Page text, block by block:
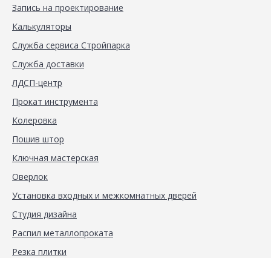
Запись на проектирование
Калькуляторы
Служба сервиса Стройпарка
Служба доставки
ЛДСП-центр
Прокат инструмента
Колеровка
Пошив штор
Ключная мастерская
Оверлок
Установка входных и межкомнатных дверей
Студия дизайна
Распил металлопроката
Резка плитки